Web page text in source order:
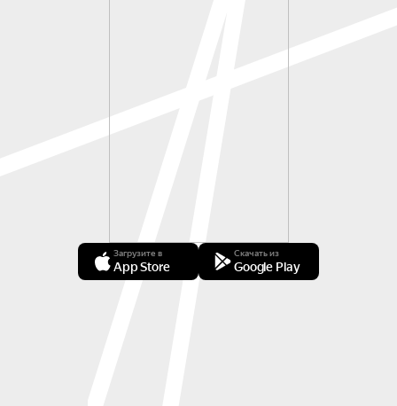
Загрузите в
App Store
Скачать из
Google Play